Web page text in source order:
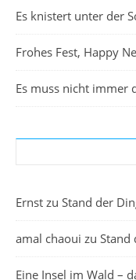
Es knistert unter der
Frohes Fest, Happy
Es muss nicht immer
Ernst zu Stand der
amal chaoui zu Stand
Eine Insel im Wald –